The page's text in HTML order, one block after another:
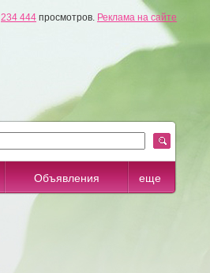
234 444 просмотров. Реклама на сайте
Объявления еще